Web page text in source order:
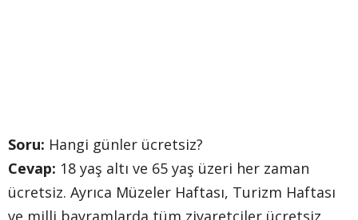
Soru: Hangi günler ücretsiz?
Cevap: 18 yaş altı ve 65 yaş üzeri her zaman
ücretsiz. Ayrıca Müzeler Haftası, Turizm Haftası
ve milli bayramlarda tüm ziyaretçiler ücretsiz